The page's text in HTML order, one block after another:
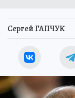
Сергей ГАПЧУК